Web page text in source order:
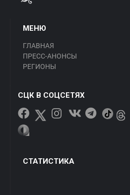
МЕНЮ
ГЛАВНАЯ
ПРЕСС-АНОНСЫ
РЕГИОНЫ
СЦК В СОЦСЕТЯХ
СТАТИСТИКА